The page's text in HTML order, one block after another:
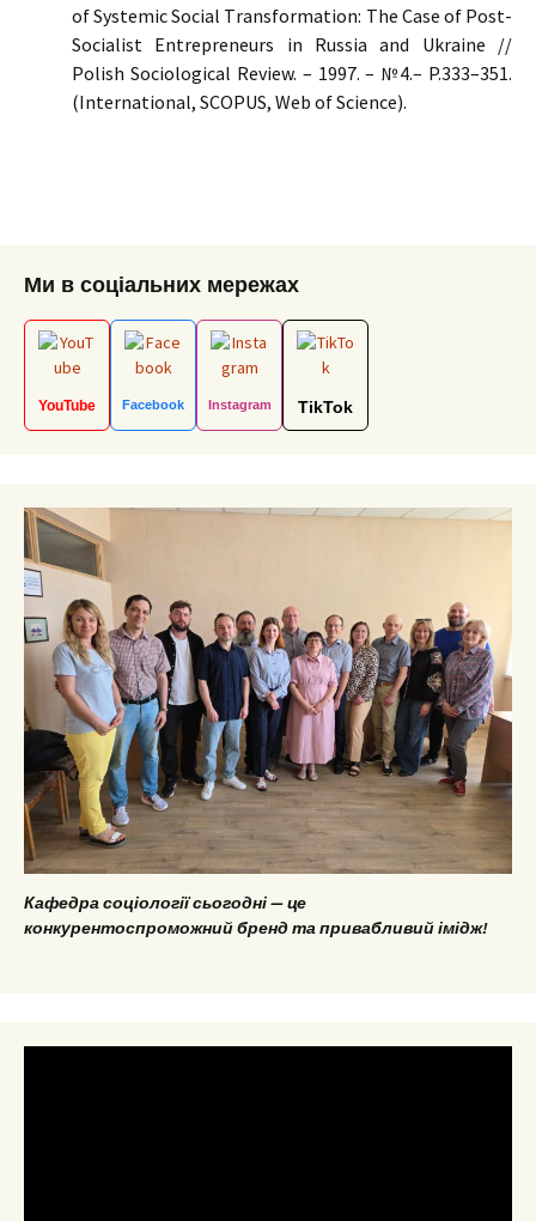
of Systemic Social Тransformation: The Case of Post-
Socialist Entrepreneurs in Russia and Ukraine //
Polish Sociological Review. – 1997. – №4.– P.333–351.
(International, SCOPUS, Web of Science).
Ми в соціальних мережах
YouTube Facebook Instagram TikTok
Кафедра соціології сьогодні — це
конкурентоспроможний бренд та привабливий імідж!